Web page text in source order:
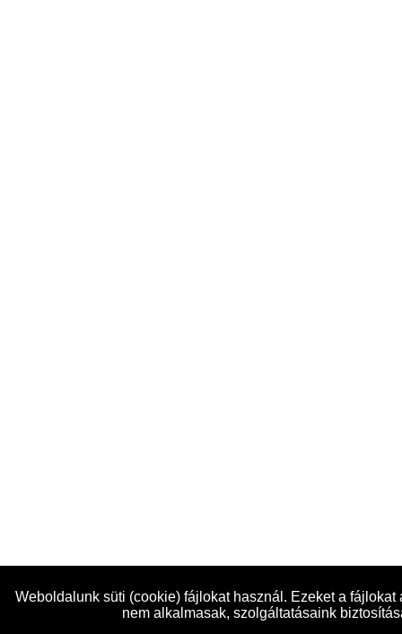
Weboldalunk süti (cookie) fájlokat használ. Ezeket a
nem alkalmasak, szolgáltatásaink